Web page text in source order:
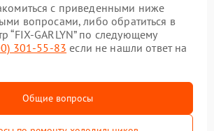
с приведенными ниже
вопросами, либо обратиться в
“FIX-GARLYN” по следующему
301-55-83 если не нашли ответ на
Общие вопросы